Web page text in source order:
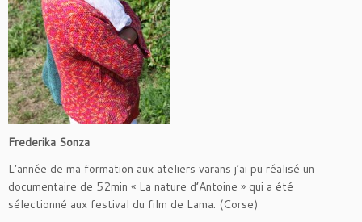
Frederika Sonza
L’année de ma formation aux ateliers varans j’ai pu réalisé un
documentaire de 52min « La nature d’Antoine » qui a été
sélectionné aux festival du film de Lama. (Corse)